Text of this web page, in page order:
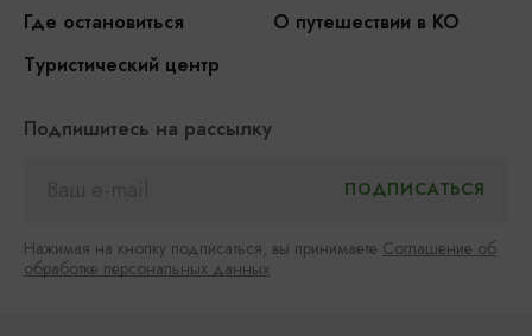
Где остановиться
О путешествии в КО
Туристический центр
Подпишитесь на рассылку
Нажимая на кнопку подписаться, вы принимаете Соглашение об
обработке персональных данных